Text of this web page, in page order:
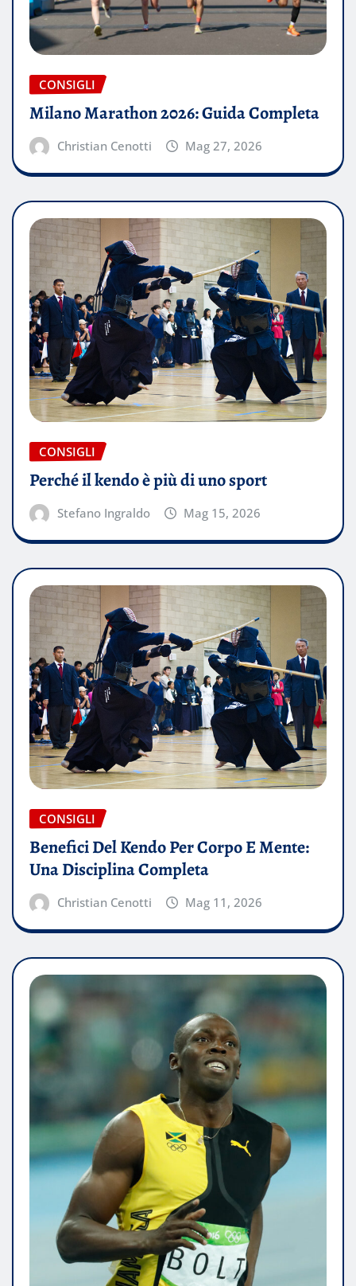
CONSIGLI
Milano Marathon 2026: Guida Completa
Christian Cenotti Mag 27, 2026
CONSIGLI
Perché il kendo è più di uno sport
Stefano Ingraldo Mag 15, 2026
CONSIGLI
Benefici Del Kendo Per Corpo E Mente:
Una Disciplina Completa
Christian Cenotti Mag 11, 2026